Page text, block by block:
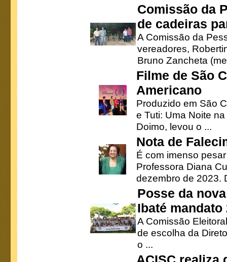
Comissão da
de cadeiras
A Comissão da
vereadores,
Bruno Zancheta
Filme de São
Americano
Produzido em São
e Tuti: Uma Noite
Doimo, levou o ...
Nota de
É com imenso
Professora Diana
dezembro de 2023.
Posse da
Ibaté mandato
A Comissão
de escolha da
o ...